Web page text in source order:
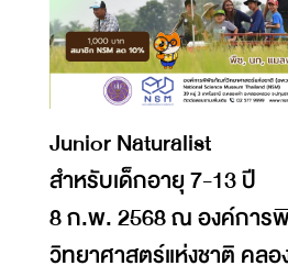
Junior Naturalist
สำหรับเด็กอายุ 7-13 ปี
8 ก.พ. 2568 ณ องค์กา
วิทยาศาสตร์แห่งชาติ คล